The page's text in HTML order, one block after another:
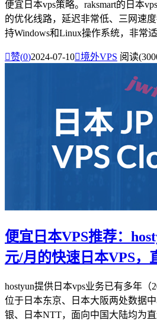
便宜日本vps策略。raksmart的日本
的优化线路，延迟非常低、三网速
持Windows和Linux操作系统，非常
赞(0)2024-07-10境外VPS 阅读
便宜日本VPS推荐：
元/月的快速日本VPS
hostyun提供日本vps业务已有多年（
位于日本东京、日本大阪两处数据
银、日本NTT，面向中国大陆均为